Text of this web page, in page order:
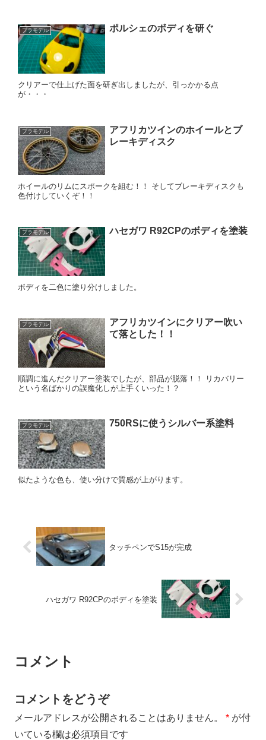
プラモデル ポルシェのボディを研ぐ
クリアーで仕上げた面を研ぎ出しましたが、引っかかる点
が・・・
プラモデル
アフリカツインのホイールとブ
レーキディスク
ホイールのリムにスポークを組む！！ そしてブレーキディスクも
色付けしていくぞ！！
プラモデル ハセガワ R92CPのボディを塗装
ボディを二色に塗り分けしました。
プラモデル
アフリカツインにクリアー吹い
て落とした！！
順調に進んだクリアー塗装でしたが、部品が脱落！！ リカバリー
という名ばかりの誤魔化しが上手くいった！？
プラモデル 750RSに使うシルバー系塗料
似たような色も、使い分けで質感が上がります。
タッチペンでS15が完成
ハセガワ R92CPのボディを塗装
コメント
コメントをどうぞ
メールアドレスが公開されることはありません。 * が付
いている欄は必須項目です